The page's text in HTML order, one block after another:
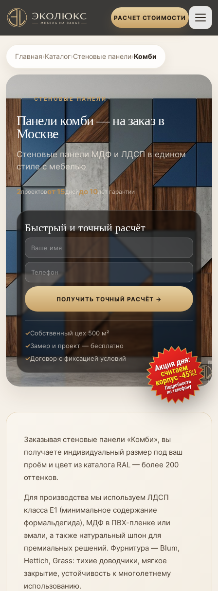
РАСЧЕТ СТОИМОСТИ
Главная›Каталог›Стеновые панели›Комби
СТЕНОВЫЕ ПАНЕЛИ
Панели комби — на заказ в
Москве
Стеновые панели МДФ и ЛДСП в едином
стиле с мебелью
2проектовот 15днейдо 10лет гарантии
Быстрый и точный расчёт
ПОЛУЧИТЬ ТОЧНЫЙ РАСЧЁТ →
Собственный цех 500 м²
Замер и проект — бесплатно
Договор с фиксацией условий
Заказывая стеновые панели «Комби», вы
получаете индивидуальный размер под ваш
проём и цвет из каталога RAL — более 200
оттенков.
Для производства мы используем ЛДСП
класса E1 (минимальное содержание
формальдегида), МДФ в ПВХ-пленке или
эмали, а также натуральный шпон для
премиальных решений. Фурнитура — Blum,
Hettich, Grass: тихие доводчики, мягкое
закрытие, устойчивость к многолетнему
использованию.